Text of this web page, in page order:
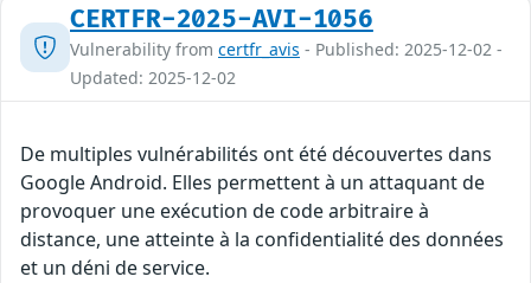
CERTFR-2025-AVI-1056
Vulnerability from certfr_avis - Published: 2025-12-02 -
Updated: 2025-12-02
De multiples vulnérabilités ont été découvertes dans
Google Android. Elles permettent à un attaquant de
provoquer une exécution de code arbitraire à
distance, une atteinte à la confidentialité des données
et un déni de service.